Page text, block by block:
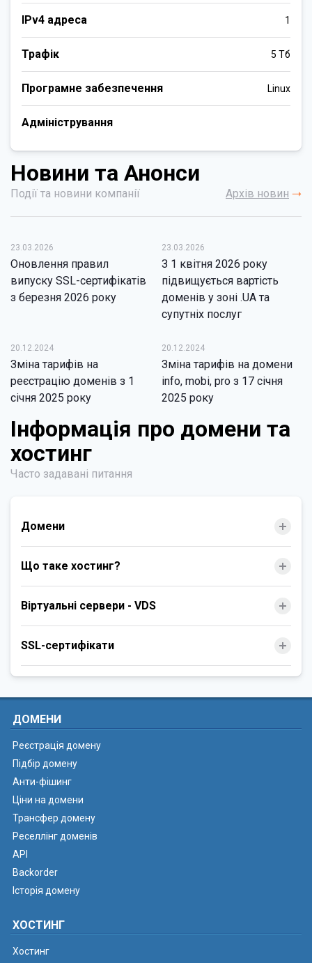
IPv4 адреса 1
Трафік 5 Тб
Програмне забезпечення Linux
Адміністрування
Новини та Анонси
Події та новини компанії Архів новин
23.03.2026
Оновлення правил
випуску SSL-сертифікатів
з березня 2026 року
23.03.2026
З 1 квітня 2026 року
підвищується вартість
доменів у зоні .UA та
супутніх послуг
20.12.2024
Зміна тарифів на
реєстрацію доменів з 1
січня 2025 року
20.12.2024
Зміна тарифів на домени
info, mobi, pro з 17 січня
2025 року
Інформація про домени та
хостинг
Часто задавані питання
Домени
Що таке хостинг?
Віртуальні сервери - VDS
SSL-сертифікати
ДОМЕНИ
Реєстрація домену
Підбір домену
Анти-фішинг
Ціни на домени
Трансфер домену
Реселлінг доменів
API
Backorder
Історія домену
ХОСТИНГ
Хостинг